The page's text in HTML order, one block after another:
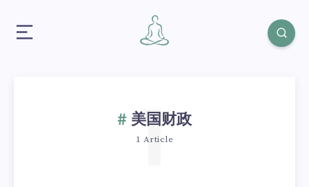
美国财政
1 Article
1